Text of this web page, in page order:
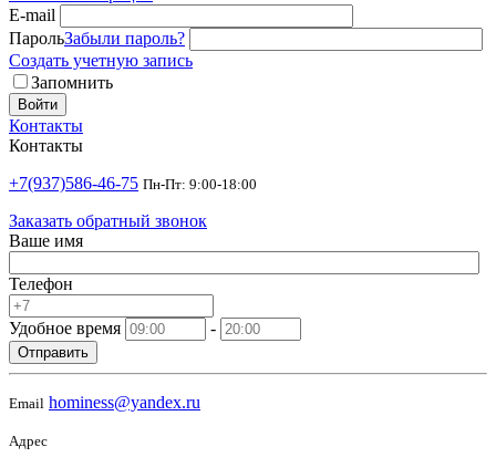
E-mail
ПарольЗабыли пароль?
Создать учетную запись
Запомнить
Войти
Контакты
Контакты
+7(937)586-46-75 Пн-Пт: 9:00-18:00
Заказать обратный звонок
Ваше имя
Телефон
Удобное время -
Отправить
Email hominess@yandex.ru
Адрес